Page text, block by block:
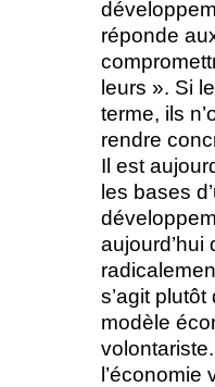
réponde
leurs ». Si
terme, ils
rendre
Il est
les bases
s’agit
modèle
l’économie